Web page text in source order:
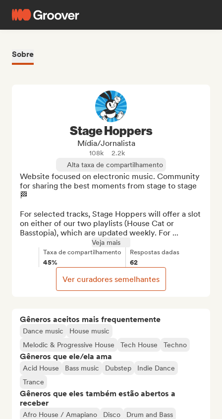
Sobre
Gêneros aceitos mais frequentemente
Dance music
House music
Melodic & Progressive House
Tech House Techno
Gêneros que ele/ela ama
Acid House Bass music Dubstep
Indie Dance
Trance
Gêneros que eles também estão abertos a
receber
Afro House / Amapiano Disco
Drum and Bass
Stage Hoppers
Mídia/Jornalista
108k
2.2k
Alta taxa de compartilhamento
Website focused on electronic music. Community
for sharing the best moments from stage to stage
🏁
For selected tracks, Stage Hoppers will offer a slot
on either of our two playlists (House Cat or
Basstopia), which are updated weekly. For ...
Veja mais
Taxa de compartilhamento
45%
Respostas dadas
62
Ver curadores semelhantes